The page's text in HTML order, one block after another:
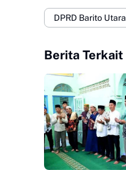
DPRD Barito Utara
Berita Terkait